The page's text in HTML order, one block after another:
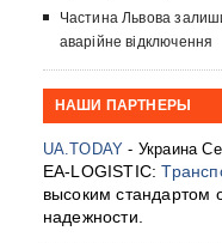
Частина Львова
аварійне відключення
НАШИ ПАРТНЕРЫ
UA.TODAY - Украина
EA-LOGISTIC:
высоким стандартом
надежности.